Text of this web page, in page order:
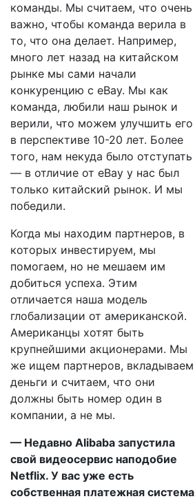
команды. Мы считаем, что очень
важно, чтобы команда верила в
то, что она делает. Например,
много лет назад на китайском
рынке мы сами начали
конкуренцию с eBay. Мы как
команда, любили наш рынок и
верили, что можем улучшить его
в перспективе 10-20 лет. Более
того, нам некуда было отступать
— в отличие от eBay у нас был
только китайский рынок. И мы
победили.
Когда мы находим партнеров, в
которых инвестируем, мы
помогаем, но не мешаем им
добиться успеха. Этим
отличается наша модель
глобализации от американской.
Американцы хотят быть
крупнейшими акционерами. Мы
же ищем партнеров, вкладываем
деньги и считаем, что они
должны быть номер один в
компании, а не мы.
— Недавно Alibaba запустила
свой видеосервис наподобие
Netflix. У вас уже есть
собственная платежная система